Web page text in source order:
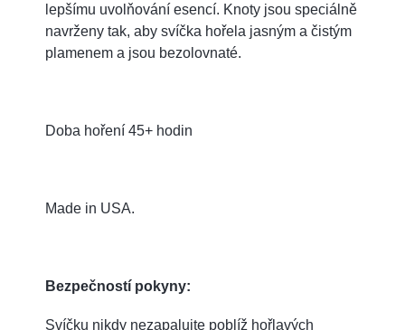
lepšímu uvolňování esencí. Knoty jsou speciálně
navrženy tak, aby svíčka hořela jasným a čistým
plamenem a jsou bezolovnaté.
Doba hoření 45+ hodin
Made in USA.
Bezpečností pokyny:
Svíčku nikdy nezapalujte poblíž hořlavých